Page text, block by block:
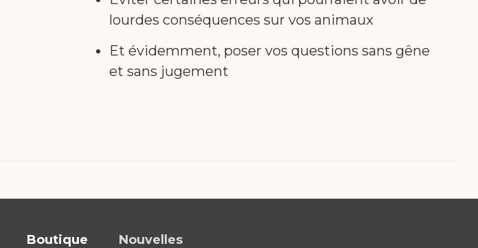
lourdes conséquences sur vos animaux
Et évidemment, poser vos questions sans gêne
et sans jugement
Boutique Nouvelles